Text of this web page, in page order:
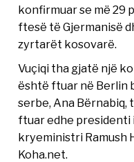
konfirmuar se më 29
ftesë të Gjermanisë
zyrtarët kosovarë.
Vuçiqi tha gjatë një
është ftuar në Berlin
serbe, Ana Bërnabiq,
ftuar edhe presidenti
kryeministri Ramush
Koha.net.